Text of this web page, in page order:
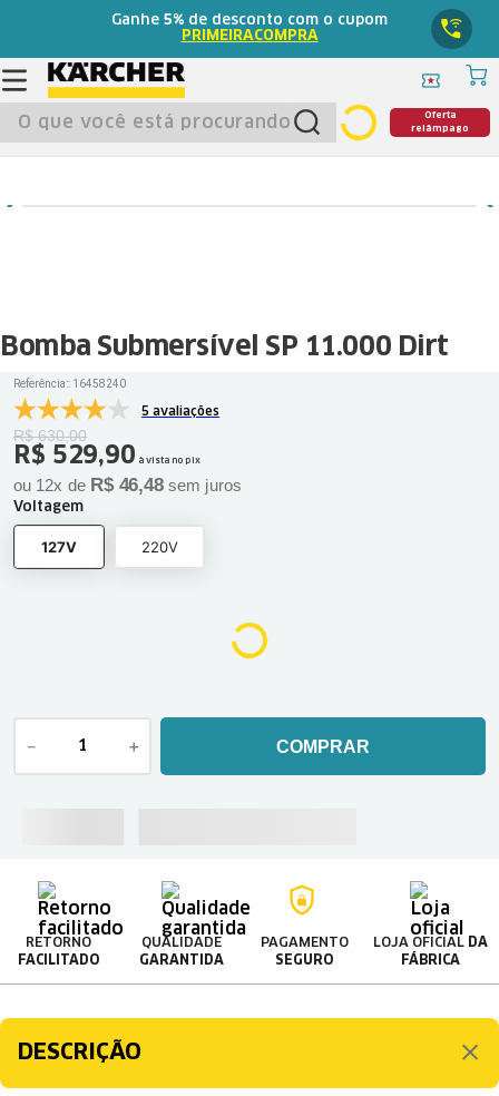
Ganhe 5% de desconto com o cupom
PRIMEIRACOMPRA
O que você está procurando?
Oferta
relâmpago
Bomba Submersível SP 11.000 Dirt
Referência:: 16458240
5 avaliações
R$ 630,00
R$ 529,90 à vista no pix
ou 12x de R$ 46,48 sem juros
Voltagem
127V 220V
＋
－ COMPRAR
RETORNO
FACILITADO
QUALIDADE
GARANTIDA
PAGAMENTO
SEGURO
LOJA OFICIAL DA
FÁBRICA
DESCRIÇÃO